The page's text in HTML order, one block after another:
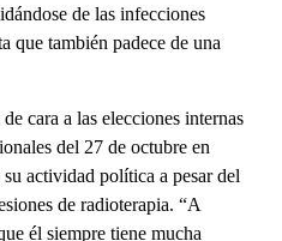
de las infecciones
que también padece de una
cara a las elecciones internas
del 27 de octubre en
actividad política a pesar del
de radioterapia. “A
él siempre tiene mucha